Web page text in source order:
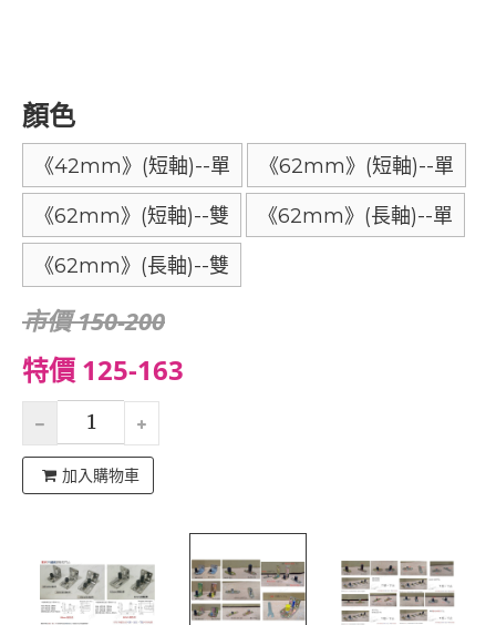
顏色
《42mm》(短軸)--單 《62mm》(短軸)--單
《62mm》(短軸)--雙 《62mm》(長軸)--單
《62mm》(長軸)--雙
市價 150-200
特價 125-163
加入購物車